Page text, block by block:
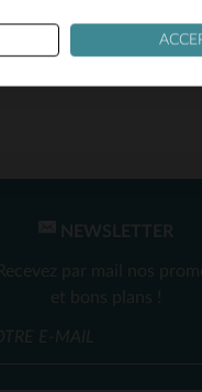
NEWSLETTER
Recevez par mail nos
et bons plans !